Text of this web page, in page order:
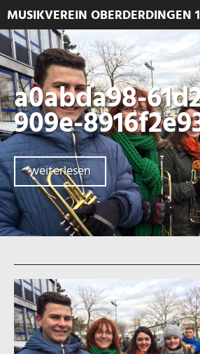
MUSIKVEREIN OBERDERDINGEN
a0abda98-
909e-
weiterlesen